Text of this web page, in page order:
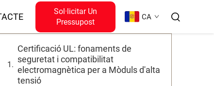
Sol·licitar Un
Pressupost
CA
El contingut
Certificació UL: fonaments de
seguretat i compatibilitat
electromagnètica per a Mòduls d'alta
tensió